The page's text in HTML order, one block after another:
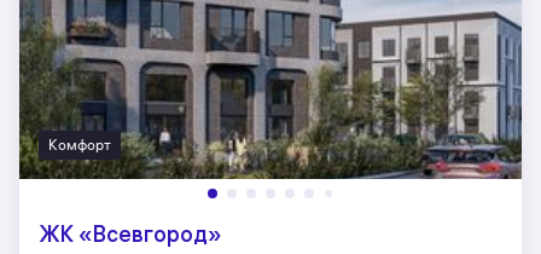
Комфорт
ЖК «Всевгород»